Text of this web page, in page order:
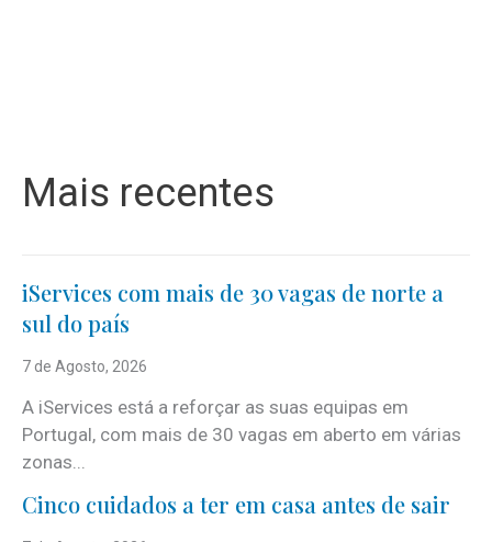
Mais recentes
iServices com mais de 30 vagas de norte a
sul do país
7 de Agosto, 2026
A iServices está a reforçar as suas equipas em
Portugal, com mais de 30 vagas em aberto em várias
zonas...
Cinco cuidados a ter em casa antes de sair